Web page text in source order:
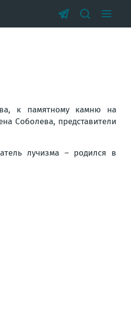
к памятному камню на
Соболева, представители
лучизма – родился в